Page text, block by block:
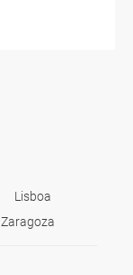
Lisboa
Zaragoza